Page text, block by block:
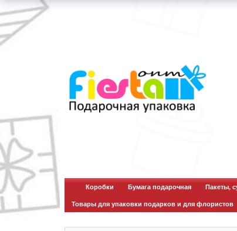
Коробки Бумага подарочная Пакеты,
Товары для упаковки подарков и для флористов